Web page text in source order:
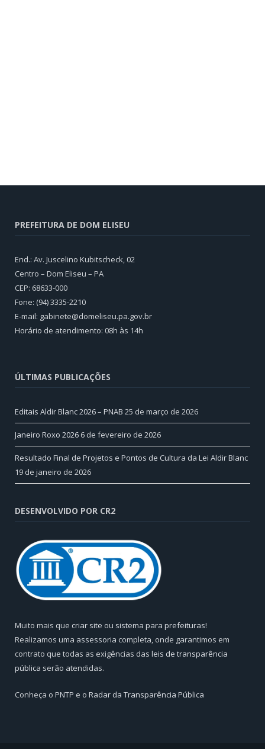
PREFEITURA DE DOM ELISEU
End.: Av. Juscelino Kubitscheck, 02
Centro – Dom Eliseu – PA
CEP: 68633-000
Fone: (94) 3335-2210
E-mail: gabinete@domeliseu.pa.gov.br
Horário de atendimento: 08h às 14h
ÚLTIMAS PUBLICAÇÕES
Editais Aldir Blanc 2026 – PNAB 25 de março de 2026
Janeiro Roxo 2026 6 de fevereiro de 2026
Resultado Final de Projetos e Pontos de Cultura da Lei Aldir Blanc
19 de janeiro de 2026
DESENVOLVIDO POR CR2
Muito mais que criar site ou sistema para prefeituras!
Realizamos uma assessoria completa, onde garantimos em
contrato que todas as exigências das leis de transparência
pública serão atendidas.
Conheça o PNTP e o Radar da Transparência Pública